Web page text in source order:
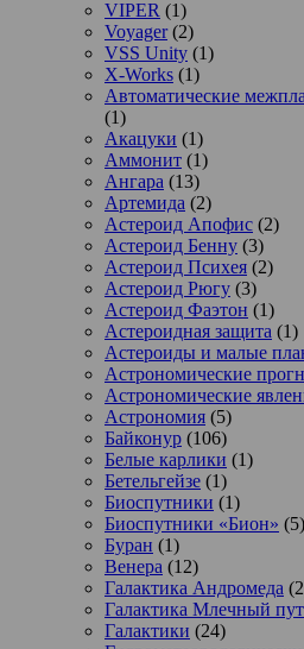
VIPER (1)
Voyager(2)
VSS Unity (1)
X-Works (1)
Автоматические
(1)
Акацуки (1)
Аммонит (1)
Ангара (13)
Артемида (2)
Астероид Апофис (2)
Астероид Бенну (3)
Астероид Психея (2)
Астероид Рюгу (3)
Астероид Фаэтон (1)
Астероидная защита (1)
Астероиды и малые
Астрономические
Астрономические
Астрономия (5)
Байконур (106)
Белые карлики (1)
Бетельгейзе (1)
Биоспутники (1)
Биоспутники «Бион» (5)
Буран (1)
Венера (12)
Галактика Андромеда
Галактика Млечный
Галактики (24)